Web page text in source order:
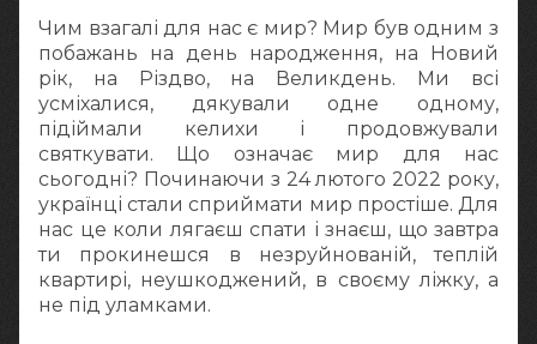
Чим взагалі для нас є мир? Мир був одним з
побажань на день народження, на Новий
рік, на Різдво, на Великдень. Ми всі
усміхалися, дякували одне одному,
підіймали келихи і продовжували
святкувати. Що означає мир для нас
сьогодні? Починаючи з 24 лютого 2022 року,
українці стали сприймати мир простіше. Для
нас це коли лягаєш спати і знаєш, що завтра
ти прокинешся в незруйнованій, теплій
квартирі, неушкоджений, в своєму ліжку, а
не під уламками.